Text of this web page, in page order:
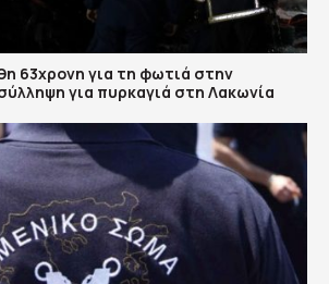
63χρονη για τη φωτιά στην
για πυρκαγιά στη Λακωνία